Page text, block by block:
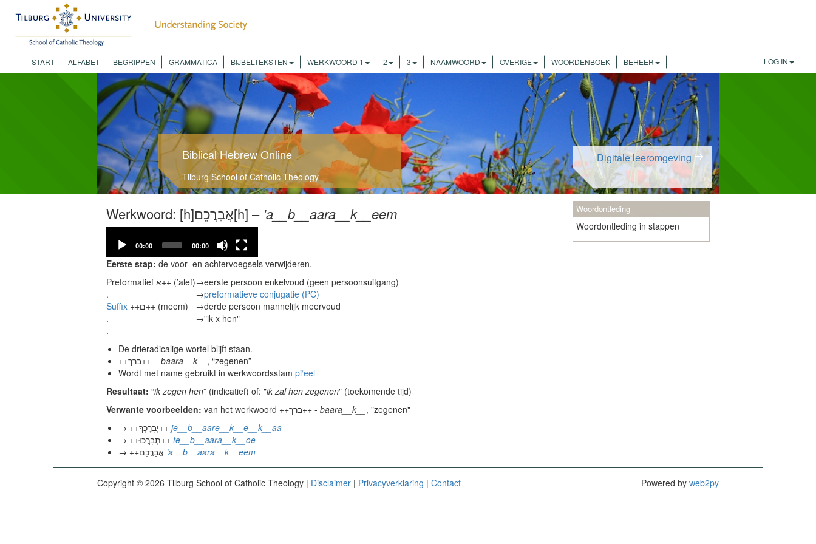
LOG IN
START ALFABET BEGRIPPEN GRAMMATICA BIJBELTEKSTEN WERKWOORD 1 2 3 NAAMWOORD OVERIGE WOORDENBOEK BEHEER
Biblical Hebrew Online
Tilburg School of Catholic Theology
Digitale leeromgeving
Werkwoord: [h]אֲבָרֲכֵם[h] – ’a__b__aara__k__eem
Player
00:00 00:00
Eerste stap: de voor- en achtervoegsels verwijderen.
Preformatief
א++ (’alef)→eerste persoon enkelvoud (geen persoonsuitgang)
.
→preformatieve conjugatie (PC)
Suffix
++ם++ (meem) →derde persoon mannelijk meervoud
.
→"ik x hen"
.
De drieradicalige wortel blijft staan.
++ברך++ – baara__k__ , “zegenen”
Wordt met name gebruikt in werkwoordsstam pi‘eel
Resultaat: “ik zegen hen” (indicatief) of: "ik zal hen zegenen" (toekomende tijd)
Verwante voorbeelden:
van het werkwoord ++ברך++ - baara__k__ , "zegenen"
→ ++יְבָרֶכְךָ++ je__b__aare__k__e__k__aa
→ ++תְבָרֲכוּ++ te__b__aara__k__oe
’a__b__aara__k__eem
Woordontleding
Woordontleding in stappen
Copyright © 2026 Tilburg School of Catholic Theology | Disclaimer | Privacyverklaring | Contact Powered by web2py